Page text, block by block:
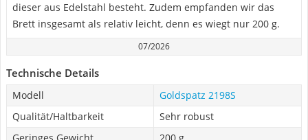
dieser aus Edelstahl besteht. Zudem empfanden wir das
Brett insgesamt als relativ leicht, denn es wiegt nur 200 g.
07/2026
Technische Details
Modell
Goldspatz 2198S
Qualität/Haltbarkeit
Sehr robust